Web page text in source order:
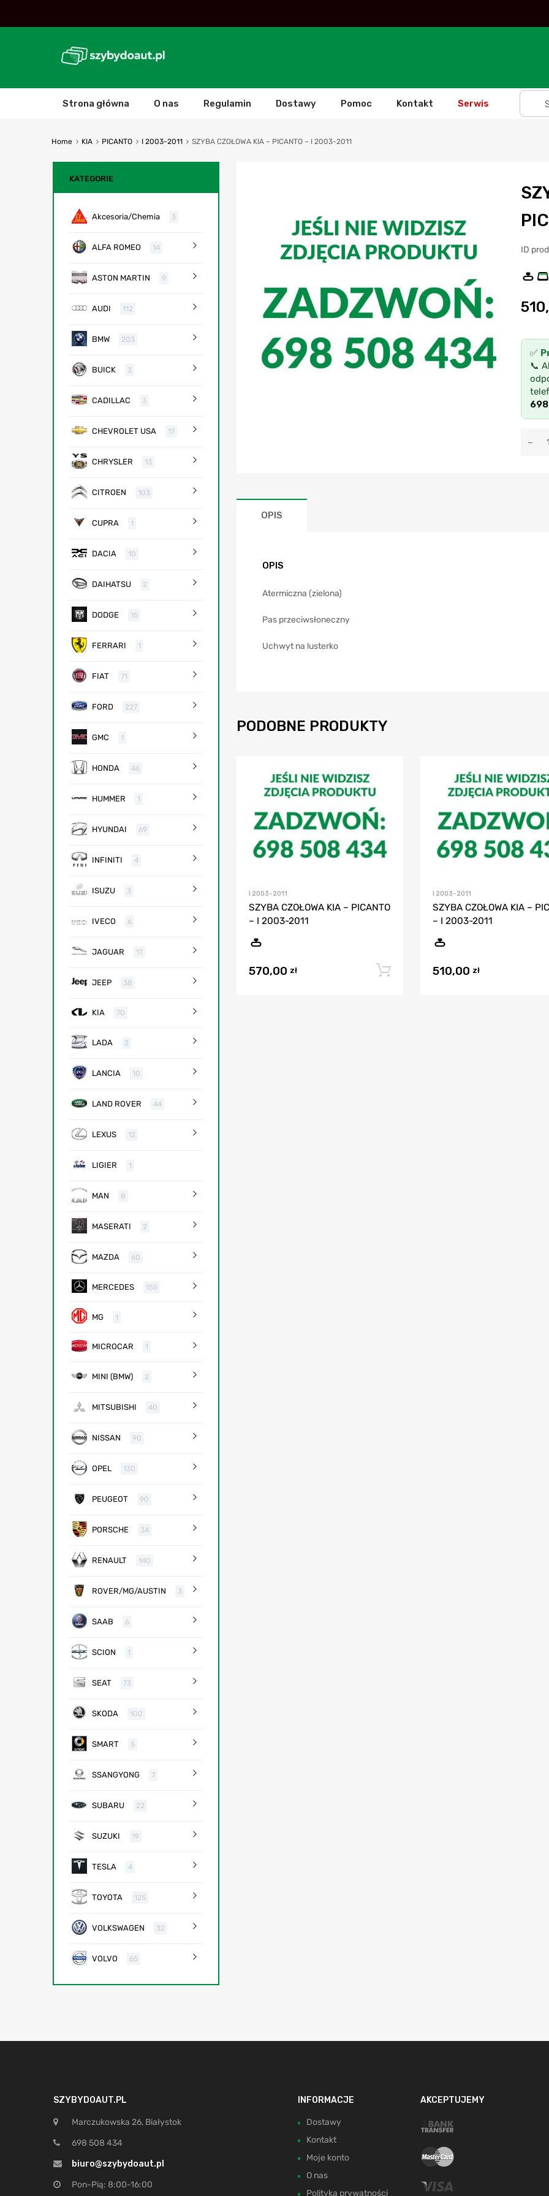
Strona główna O nas Regulamin Dostawy Pomoc Kontakt Serwis
Home KIA PICANTO I 2003-2011 SZYBA CZOŁOWA KIA – PICANTO – I 2003-2011
ID
✅
📞
OPIS
OPIS
Atermiczna (zielona)
Pas przeciwsłoneczny
Uchwyt na lusterko
PODOBNE PRODUKTY
I 2003-2011
SZYBA CZOŁOWA KIA – PICANTO
– I 2003-2011
570,00 zł Dodaj do koszyka
I 2003-2011
SZYBA CZOŁOWA KIA –
– I 2003-2011
510,00 zł
KATEGORIE
Akcesoria/Chemia 3
ALFA ROMEO 14
ASTON MARTIN 9
AUDI 112
BMW 203
BUICK 3
CADILLAC 3
CHEVROLET USA 17
CHRYSLER 13
CITROEN 103
CUPRA 1
DACIA 10
DAIHATSU 2
DODGE 15
FERRARI 1
FIAT 71
FORD 227
GMC 1
HONDA 46
HUMMER 1
HYUNDAI 69
INFINITI 4
ISUZU 3
IVECO 6
JAGUAR 17
JEEP 38
KIA 70
LADA 2
LANCIA 10
LAND ROVER 44
LEXUS 12
LIGIER 1
MAN 8
MASERATI 2
MAZDA 60
MERCEDES 155
MG 1
MICROCAR 1
MINI (BMW) 2
MITSUBISHI 40
NISSAN 90
OPEL 130
PEUGEOT 90
PORSCHE 34
RENAULT 140
ROVER/MG/AUSTIN 3
SAAB 6
SCION 1
SEAT 73
SKODA 100
SMART 5
SSANGYONG 7
SUBARU 22
SUZUKI 19
TESLA 4
TOYOTA 125
VOLKSWAGEN 32
VOLVO 65
SZYBYDOAUT.PL
Marczukowska 26, Białystok
698 508 434
biuro@szybydoaut.pl
Pon-Pią: 8:00-16:00
INFORMACJE
Dostawy
Kontakt
Moje konto
O nas
Polityka prywatności
AKCEPTUJEMY